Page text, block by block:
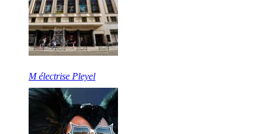
M électrise Pleyel